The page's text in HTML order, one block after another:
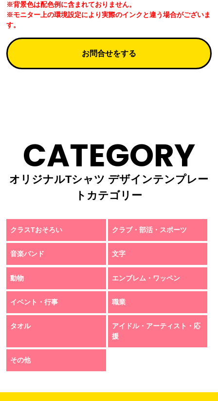
※背景色は配色例に含まれておりません。
※モニター上の環境設定により実際のインクと違う場合がございま
す。
お問合せをする
CATEGORY
オリジナルTシャツ デザインテンプレー
トカテゴリー
クラスTおそろい クラブ・部活・スポーツ
音楽バンド 文字
動物 エンブレム・ワッペン
イベント・行事 職業
タオル
アイドル・アーティスト・応
援
その他